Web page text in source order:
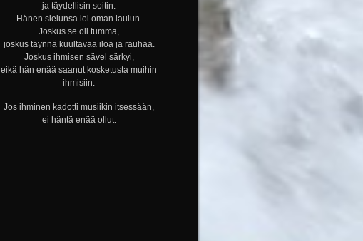
ja täydellisin soitin.
Hänen sielunsa loi oman laulun.
Joskus se oli tumma,
joskus täynnä kuultavaa iloa ja rauhaa.
Joskus ihmisen sävel särkyi,
eikä hän enää saanut kosketusta muihin
ihmisiin.
Jos ihminen kadotti musiikin itsessään,
ei häntä enää ollut.